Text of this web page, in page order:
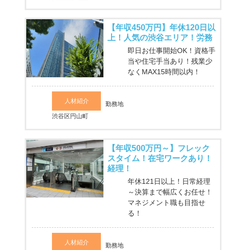
【年収450万円】年休120日以
上！人気の渋谷エリア！労務
即日お仕事開始OK！資格手
当や住宅手当あり！残業少
なくMAX15時間以内！
人材紹介
勤務地
渋谷区円山町
【年収500万円～】フレック
スタイム！在宅ワークあり！
経理！
年休121日以上！日常経理
～決算まで幅広くお任せ！
マネジメント職も目指せ
る！
人材紹介
勤務地